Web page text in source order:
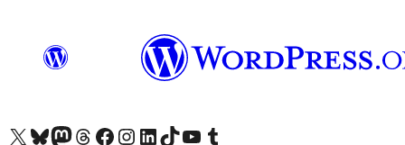
Visit our X (formerly Twitter) account
Visit our Bluesky account
Επισκεφθείτε τον λογαριασμό μας στο Mastodon
Visit our Threads account
Επισκεφτείτε τη σελίδα μας στο Facebook
Επισκεφθείτε τον λογαριασμό μας Instagram
Επισκεφθείτε τον λογαριασμό μας LinkedIn
Visit our TikTok account
Visit our YouTube channel
Visit our Tumblr account